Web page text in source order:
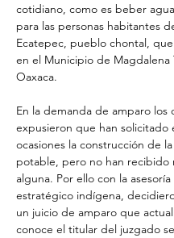
cotidiano, como es beber
para las personas habitantes
Ecatepec, pueblo chontal,
en el Municipio de Magdalena
Oaxaca.
En la demanda de amparo los
expusieron que han solicitado
ocasiones la construcción de
potable, pero no han recibido
alguna. Por ello con la
estratégico indígena,
un juicio de amparo que
conoce el titular del juzgado